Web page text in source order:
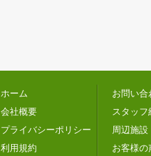
ホーム
会社概要
プライバシーポリシー
利用規約
お問い合
スタッフ
周辺施設
お客様の